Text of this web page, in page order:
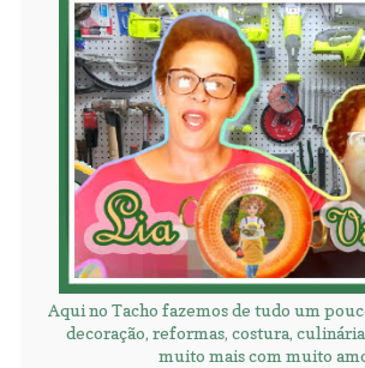
Aqui no Tacho fazemos de tudo um
decoração, reformas, costura,
muito mais com muito